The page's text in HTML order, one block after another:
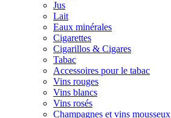
Jus
Lait
Eaux minérales
Cigarettes
Cigarillos & Cigares
Tabac
Accessoires pour le tabac
Vins rouges
Vins blancs
Vins rosés
Champagnes et vins mousseux